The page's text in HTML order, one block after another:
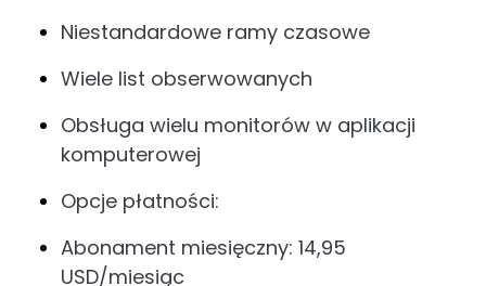
Niestandardowe ramy czasowe
Wiele list obserwowanych
Obsługa wielu monitorów w aplikacji
komputerowej
Opcje płatności:
Abonament miesięczny: 14,95
USD/miesiąc